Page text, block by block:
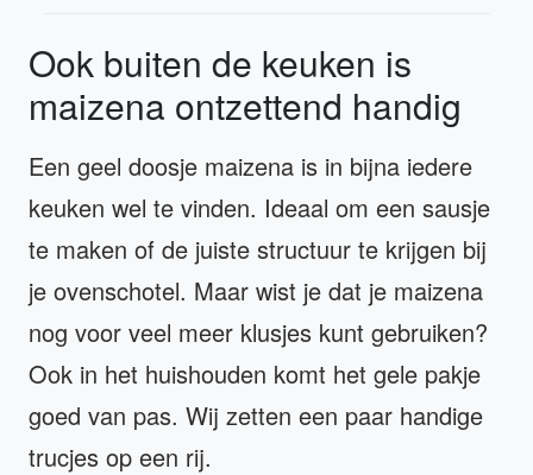
Ook buiten de keuken is
maizena ontzettend handig
Een geel doosje maizena is in bijna iedere
keuken wel te vinden. Ideaal om een sausje
te maken of de juiste structuur te krijgen bij
je ovenschotel. Maar wist je dat je maizena
nog voor veel meer klusjes kunt gebruiken?
Ook in het huishouden komt het gele pakje
goed van pas. Wij zetten een paar handige
trucjes op een rij.